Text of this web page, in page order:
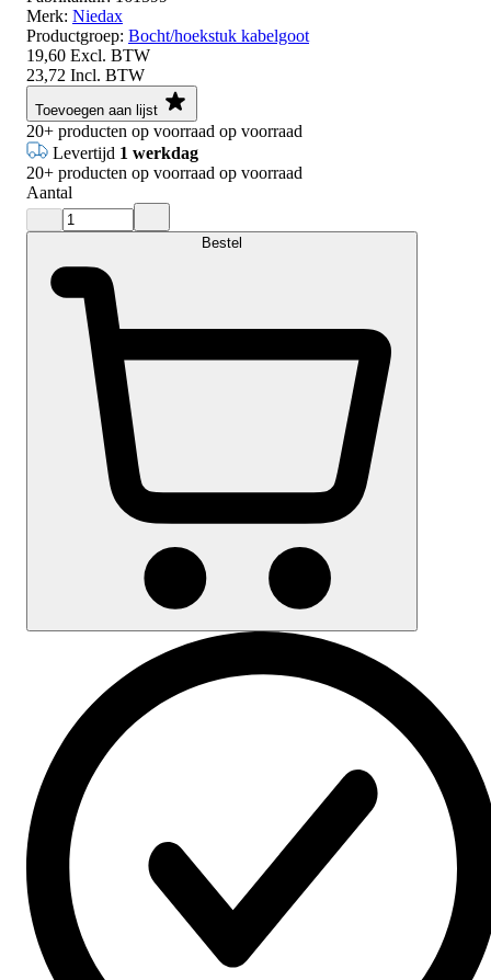
Merk: Niedax
Productgroep: Bocht/hoekstuk kabelgoot
19,60 Excl. BTW
23,72 Incl. BTW
Toevoegen aan lijst
20+ producten op voorraad op voorraad
Levertijd 1 werkdag
20+ producten op voorraad op voorraad
Aantal
Bestel